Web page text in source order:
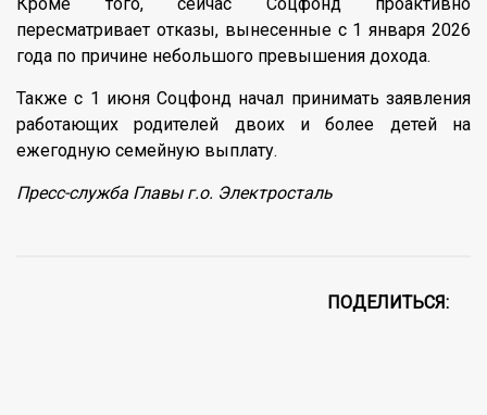
пересматривает отказы, вынесенные с 1 января 2026
года по причине небольшого превышения дохода.
Также с 1 июня Соцфонд начал принимать заявления
работающих родителей двоих и более детей на
ежегодную семейную выплату.
Пресс-служба Главы г.о. Электросталь
ПОДЕЛИТЬСЯ: